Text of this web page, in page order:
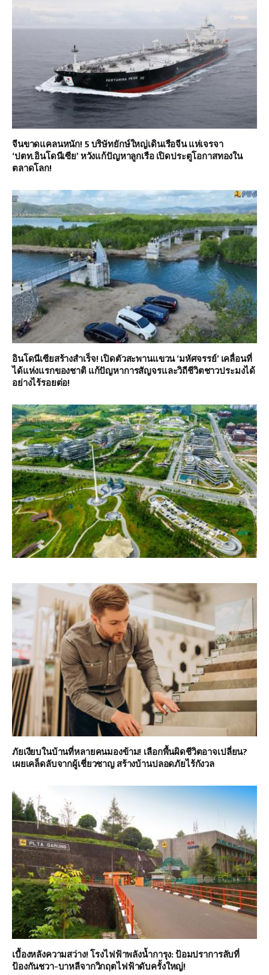
จีนขาดแคลนหนัก! 5 บริษัทยักษ์ใหญ่เดินเรือจีน แห่เจรจา
‘ปตท.อินโดนีเซีย’ หวังแก้ปัญหาลูกเรือ เปิดประตูโอกาสทองใน
ตลาดโลก!
อินโดนีเซียสร้างสำเร็จ! เปิดตัวสะพานแขวน ‘มหัศจรรย์’ เคลื่อนที่
ได้แห่งแรกของชาติ แก้ปัญหาการสัญจรและวิถีชีวิตชาวประมงได้
อย่างไร้รอยต่อ!
ภัยเงียบในบ้านที่หลายคนมองข้าม! เลือกพื้นผิดชีวิตอาจเปลี่ยน?
เผยเคล็ดลับจากผู้เชี่ยวชาญ สร้างบ้านปลอดภัยไร้กังวล
เบื้องหลังความสว่าง! โรงไฟฟ้าพลังน้ำการุง: ป้อมปราการลับที่
ป้องกันชวา-บาหลีจากวิกฤตไฟฟ้าดับครั้งใหญ่!